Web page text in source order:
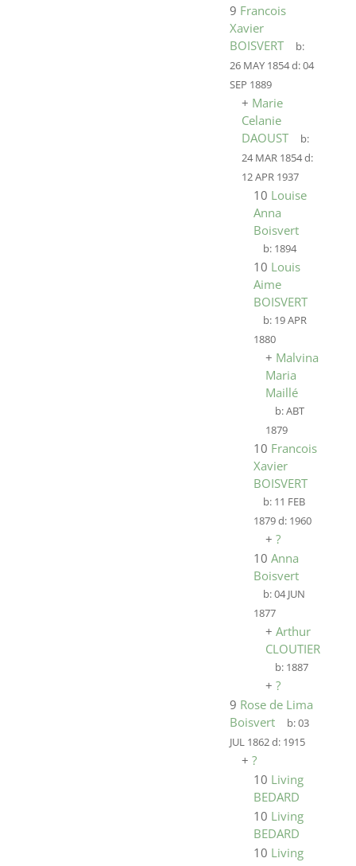
9 Francois
Xavier
BOISVERT
b:
26 MAY 1854d:04
SEP 1889
+ Marie
Celanie
DAOUST
b:
24 MAR 1854d:
12 APR 1937
10 Louise
Anna
Boisvert
b: 1894
10 Louis
Aime
BOISVERT
b: 19 APR
1880
+ Malvina
Maria
Maillé
b:ABT
1879
10 Francois
Xavier
BOISVERT
b: 11 FEB
1879d: 1960
+ ?
10 Anna
Boisvert
b:04 JUN
1877
+ Arthur
CLOUTIER
b: 1887
+ ?
9 Rose de Lima
Boisvert
b:03
JUL 1862d: 1915
+ ?
10 Living
BEDARD
10 Living
BEDARD
10 Living